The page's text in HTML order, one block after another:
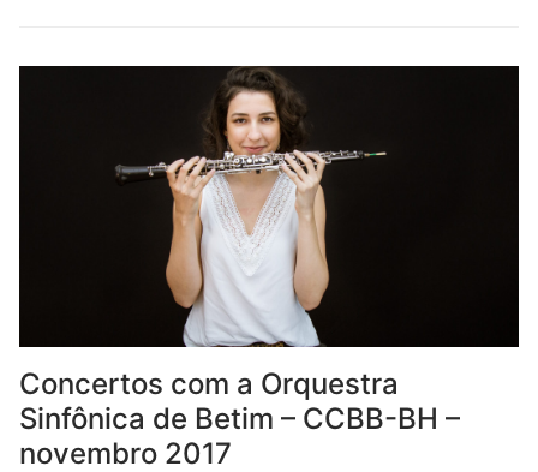
Concertos com a Orquestra
Sinfônica de Betim – CCBB-BH –
novembro 2017